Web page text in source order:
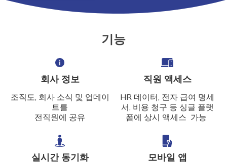
기능
회사 정보
조직도, 회사 소식 및 업데이
트를
전직원에 공유
직원 액세스
HR 데이터, 전자 급여 명세
서, 비용 청구 등 싱글 플랫
폼에 상시 액세스 가능
실시간 동기화 모바일 앱